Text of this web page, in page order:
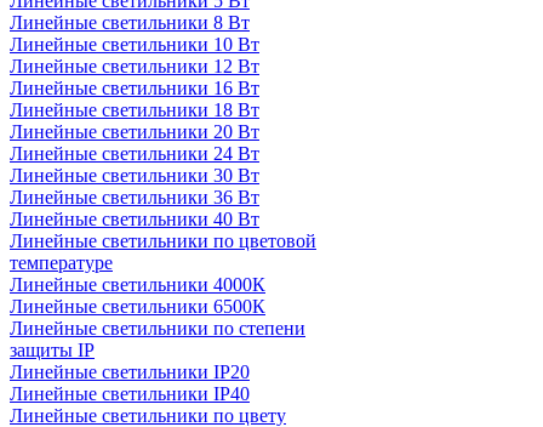
Линейные светильники 8 Вт
Линейные светильники 10 Вт
Линейные светильники 12 Вт
Линейные светильники 16 Вт
Линейные светильники 18 Вт
Линейные светильники 20 Вт
Линейные светильники 24 Вт
Линейные светильники 30 Вт
Линейные светильники 36 Вт
Линейные светильники 40 Вт
Линейные светильники по цветовой
температуре
Линейные светильники 4000К
Линейные светильники 6500К
Линейные светильники по степени
защиты IP
Линейные светильники IP20
Линейные светильники IP40
Линейные светильники по цвету